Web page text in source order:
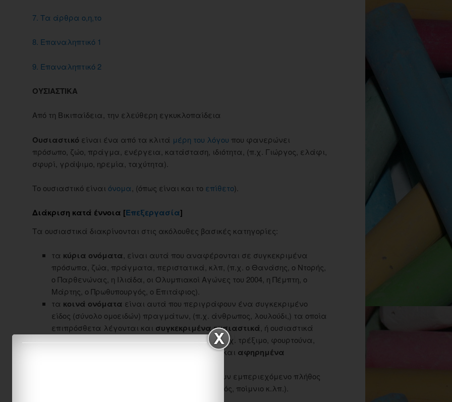
7. Τα άρθρα ο,η,το
8. Επαναληπτικό 1
9. Επαναληπτικό 2
ΟΥΣΙΑΣΤΙΚΑ
Από τη Βικιπαίδεια, την ελεύθερη εγκυκλοπαίδεια
Ουσιαστικό είναι ένα από τα κλιτά μέρη του λόγου που φανερώνει
πρόσωπο, ζώο, πράγμα, ενέργεια, κατάσταση, ιδιότητα, (π.χ. Γιώργος, ελάφι,
σφυρί, γράψιμο, ηρεμία, ταχύτητα).
Το ουσιαστικό είναι όνομα , (όπως είναι και το επίθετο).
Διάκριση κατά έννοια [Επεξεργασία]
Τα ουσιαστικά διακρίνονται στις ακόλουθες βασικές κατηγορίες:
τα κύρια ονόματα , είναι αυτά που αναφέρονται σε συγκεκριμένα
πρόσωπα, ζώα, πράγματα, περιστατικά, κλπ, (π.χ. ο Θανάσης, ο Ντορής,
ο Παρθενώνας, η Ιλιάδα, οι Ολυμπιακοί Αγώνες του 2004, η Πέμπτη, ο
Μάρτης, ο Πρωθυπουργός, ο Επιτάφιος).
τα κοινά ονόματα είναι αυτά που περιγράφουν ένα συγκεκριμένο
είδος (σύνολο ομοειδών) πραγμάτων, (π.χ. άνθρωπος, λουλούδι,) τα οποία
επιπρόσθετα λέγονται και συγκεκριμένα ουσιαστικά , ή ουσιαστικά
που αναφέρονται σε ιδιότητα ή κατάσταση, (π.χ. τρέξιμο, φουρτούνα,
χαρά κ.λπ.) τα οποία επιπρόσθετα λέγονται και αφηρημένα
, που υποδηλώνουν εμπεριεχόμενο πλήθος
ομοίων πραγμάτων, (π.χ. στρατός, στόλος, λαός, ποίμνιο κ.λπ.).